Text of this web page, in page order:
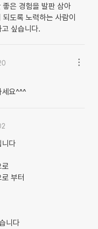
은 경험을 발판 삼아
도록 노력하는 사람이
싶습니다.
세요^^^
니다
부터
니다